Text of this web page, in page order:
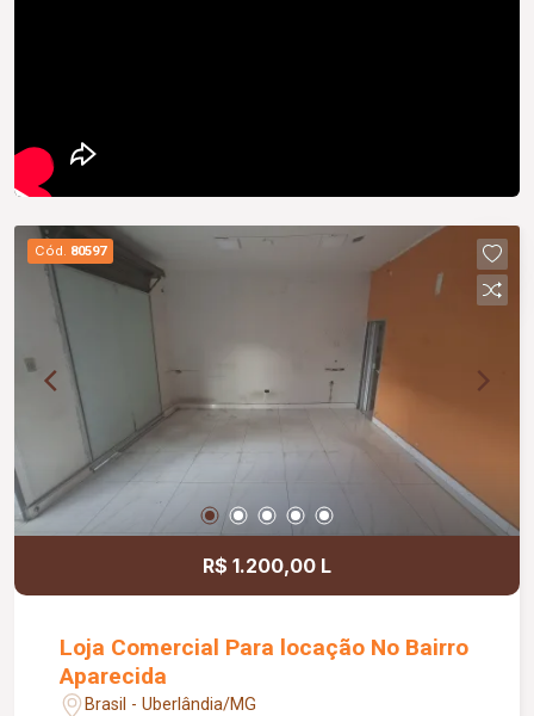
Cód. 80597
R$ 1.200,00 L
Loja Comercial Para locação No Bairro
Aparecida
Brasil - Uberlândia/MG